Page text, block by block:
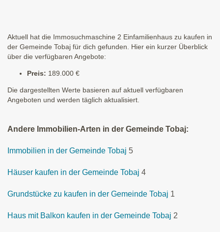
Aktuell hat die Immosuchmaschine 2 Einfamilienhaus zu kaufen in
der Gemeinde Tobaj für dich gefunden. Hier ein kurzer Überblick
über die verfügbaren Angebote:
Preis: 189.000 €
Die dargestellten Werte basieren auf aktuell verfügbaren
Angeboten und werden täglich aktualisiert.
Andere Immobilien-Arten in der Gemeinde Tobaj:
Immobilien in der Gemeinde Tobaj 5
Häuser kaufen in der Gemeinde Tobaj 4
Grundstücke zu kaufen in der Gemeinde Tobaj 1
Haus mit Balkon kaufen in der Gemeinde Tobaj 2